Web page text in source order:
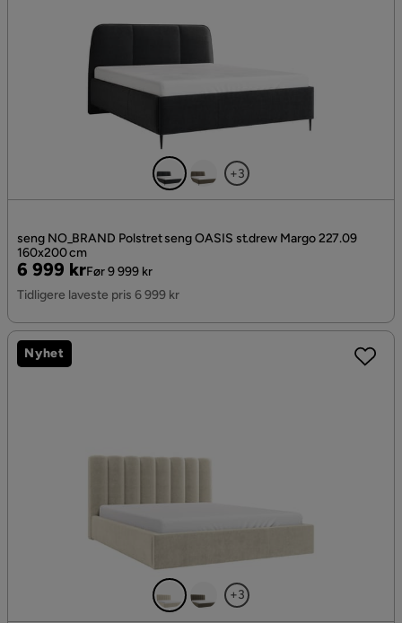
+3
seng NO_BRAND Polstret seng OASIS st.drew Margo 227.09
160x200 cm
Pris
6 999 kr
Original
Pris
Før 9 999 kr
Tidligere laveste pris 6 999 kr
+3
Nyhet